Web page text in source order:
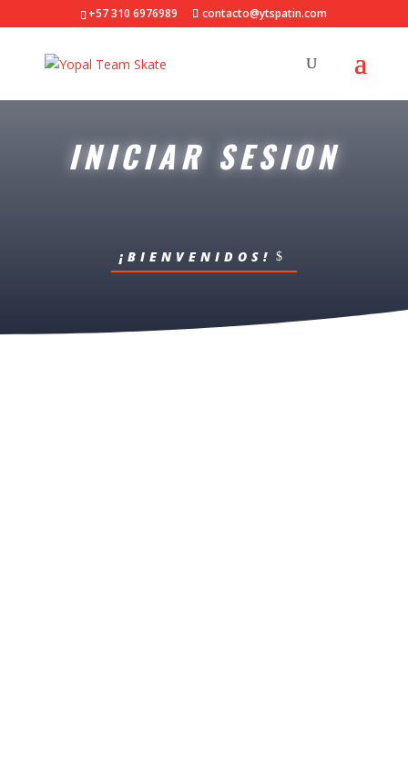
+57 310 6976989 contacto@ytspatin.com
INICIAR SESION
¡BIENVENIDOS!